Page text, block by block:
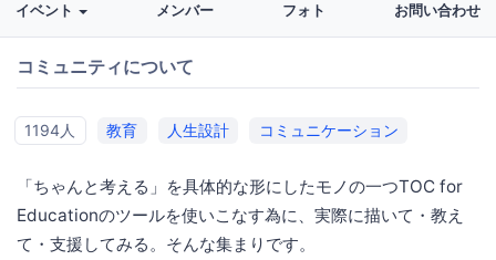
イベント メンバー フォト お問い合わせ
コミュニティについて
1194人 教育 人生設計 コミュニケーション
「ちゃんと考える」を具体的な形にしたモノの一つTOC for
Educationのツールを使いこなす為に、実際に描いて・教え
て・支援してみる。そんな集まりです。